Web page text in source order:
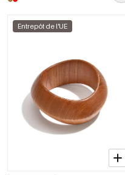
Entrepôt de l'UE